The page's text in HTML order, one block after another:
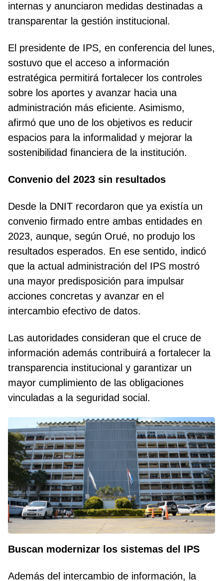
internas y anunciaron medidas destinadas a
transparentar la gestión institucional.
El presidente de IPS, en conferencia del lunes,
sostuvo que el acceso a información
estratégica permitirá fortalecer los controles
sobre los aportes y avanzar hacia una
administración más eficiente. Asimismo,
afirmó que uno de los objetivos es reducir
espacios para la informalidad y mejorar la
sostenibilidad financiera de la institución.
Convenio del 2023 sin resultados
Desde la DNIT recordaron que ya existía un
convenio firmado entre ambas entidades en
2023, aunque, según Orué, no produjo los
resultados esperados. En ese sentido, indicó
que la actual administración del IPS mostró
una mayor predisposición para impulsar
acciones concretas y avanzar en el
intercambio efectivo de datos.
Las autoridades consideran que el cruce de
información además contribuirá a fortalecer la
transparencia institucional y garantizar un
mayor cumplimiento de las obligaciones
vinculadas a la seguridad social.
Buscan modernizar los sistemas del IPS
Además del intercambio de información, la